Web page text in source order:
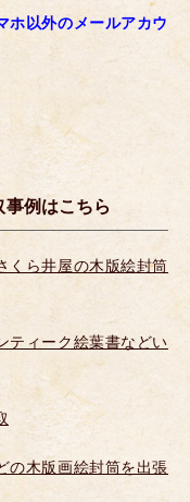
ホ以外のメールアカウ
例はこちら
くら井屋の木版絵封筒
ティーク絵葉書などい
の木版画絵封筒を出張